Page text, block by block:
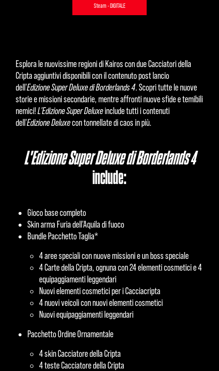
Steam - DIGITALE
Esplora le nuovissime regioni di Kairos con due Cacciatori della
Cripta aggiuntivi disponibili con il contenuto post lancio
dell'Edizione Super Deluxe di Borderlands 4. Scopri tutte le nuove
storie e missioni secondarie, mentre affronti nuove sfide e temibili
nemici!L'Edizione Super Deluxeinclude tutti i contenuti
dell'Edizione Deluxecon tonnellate di caos in più.
L'Edizione Super Deluxe di Borderlands 4
include:
Gioco base completo
Skin arma Furia dell'Aquila di fuoco
Bundle Pacchetto Taglia*
4 aree speciali con nuove missioni e un boss speciale
4 Carte della Cripta, ognuna con 24 elementi cosmetici e 4
equipaggiamenti leggendari
Nuovi elementi cosmetici per i Cacciacripta
4 nuovi veicoli con nuovi elementi cosmetici
Nuovi equipaggiamenti leggendari
Pacchetto Ordine Ornamentale
4 skin Cacciatore della Cripta
4 teste Cacciatore della Cripta